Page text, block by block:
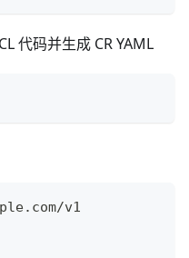
代码并生成 CR YAML
v1